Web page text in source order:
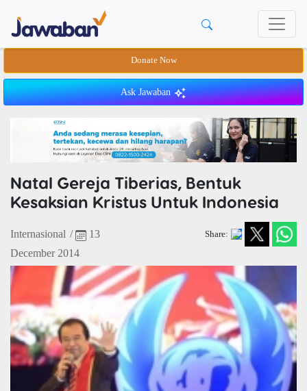
Donate Now
Ask Jawaban
Natal Gereja Tiberias, Bentuk
Kesaksian Kristus Untuk Indonesia
Internasional /
13
December 2014
Share: